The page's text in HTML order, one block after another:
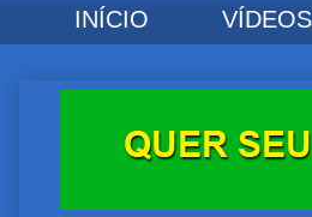
INÍCIO VÍDEOS